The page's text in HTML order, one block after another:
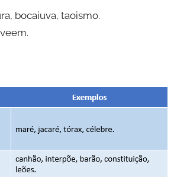
bocaiuva, taoismo.